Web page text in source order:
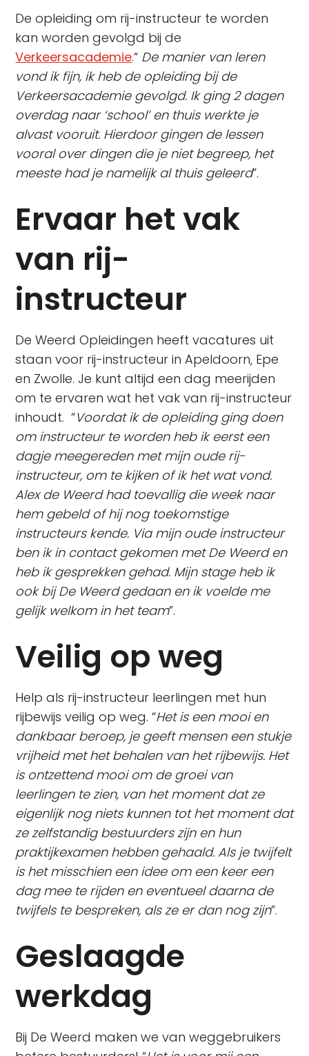
De opleiding om rij-instructeur te worden
kan worden gevolgd bij de
Verkeersacademie.“ De manier van leren
vond ik fijn, ik heb de opleiding bij de
Verkeersacademie gevolgd. Ik ging 2 dagen
overdag naar ‘school’ en thuis werkte je
alvast vooruit. Hierdoor gingen de lessen
vooral over dingen die je niet begreep, het
meeste had je namelijk al thuis geleerd”.
Ervaar het vak
van rij-
instructeur
De Weerd Opleidingen heeft vacatures uit
staan voor rij-instructeur in Apeldoorn, Epe
en Zwolle. Je kunt altijd een dag meerijden
om te ervaren wat het vak van rij-instructeur
inhoudt. “Voordat ik de opleiding ging doen
om instructeur te worden heb ik eerst een
dagje meegereden met mijn oude rij-
instructeur, om te kijken of ik het wat vond.
Alex de Weerd had toevallig die week naar
hem gebeld of hij nog toekomstige
instructeurs kende. Via mijn oude instructeur
ben ik in contact gekomen met De Weerd en
heb ik gesprekken gehad. Mijn stage heb ik
ook bij De Weerd gedaan en ik voelde me
gelijk welkom in het team”.
Veilig op weg
Help als rij-instructeur leerlingen met hun
rijbewijs veilig op weg. “Het is een mooi en
dankbaar beroep, je geeft mensen een stukje
vrijheid met het behalen van het rijbewijs. Het
is ontzettend mooi om de groei van
leerlingen te zien, van het moment dat ze
eigenlijk nog niets kunnen tot het moment dat
ze zelfstandig bestuurders zijn en hun
praktijkexamen hebben gehaald. Als je twijfelt
is het misschien een idee om een keer een
dag mee te rijden en eventueel daarna de
twijfels te bespreken, als ze er dan nog zijn”.
Geslaagde
werkdag
Bij De Weerd maken we van weggebruikers